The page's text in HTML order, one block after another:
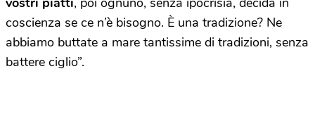
coscienza se ce n’è bisogno. È una tradizione? Ne
abbiamo buttate a mare tantissime di tradizioni, senza
battere ciglio”.